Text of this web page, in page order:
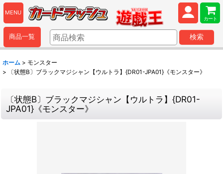
MENU
カート
商品一覧 検索
ホーム > モンスター
>
〔状態B〕ブラックマジシャン【ウルトラ】{DR01-JPA01}《モンスター》
〔状態B〕ブラックマジシャン【ウルトラ】{DR01-
JPA01}《モンスター》